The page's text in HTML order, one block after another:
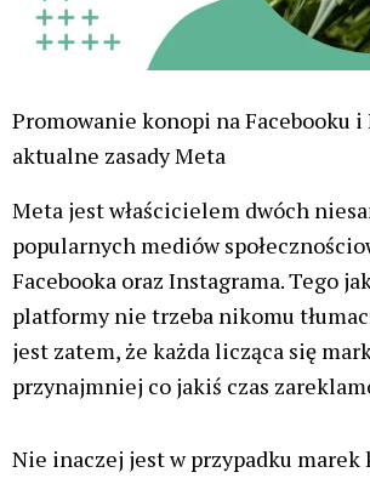
Promowanie konopi na Facebooku
aktualne zasady Meta
Meta jest właścicielem dwóch
popularnych mediów
Facebooka oraz Instagrama. Tego
platformy nie trzeba nikomu
jest zatem, że każda licząca się
przynajmniej co jakiś czas
Nie inaczej jest w przypadku marek